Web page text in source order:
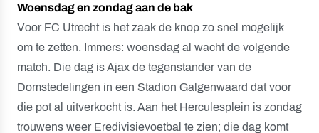
Woensdag en zondag aan de bak
Voor FC Utrecht is het zaak de knop zo snel mogelijk
om te zetten. Immers: woensdag al wacht de volgende
match. Die dag is Ajax de tegenstander van de
Domstedelingen in een Stadion Galgenwaard dat voor
die pot al uitverkocht is. Aan het Herculesplein is zondag
trouwens weer Eredivisievoetbal te zien; die dag komt